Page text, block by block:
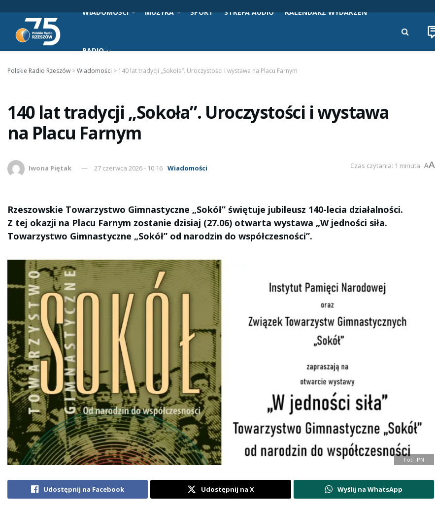
WIADOMOŚCI MUZYKA SPORT STREFA AUDIO KALENDARZ WYDARZEŃ
RADIO
Polskie Radio Rzeszów >Wiadomości > 140 lat tradycji „Sokoła”. Uroczystości i wystawa na Placu Farnym
140 lat tradycji „Sokoła”. Uroczystości i wystawa
na Placu Farnym
Iwona Piętak 27 czerwca 2026 - 10:16 Wiadomości Czas czytania: 1 minuta AA
Rzeszowskie Towarzystwo Gimnastyczne „Sokół” świętuje jubileusz 140-lecia działalności.
Z tej okazji na Placu Farnym zostanie dzisiaj (27.06) otwarta wystawa „W jedności siła.
Towarzystwo Gimnastyczne „Sokół” od narodzin do współczesności”.
Fot. IPN
Udostępnij na Facebook Udostępnij na X Wyślij na WhatsApp